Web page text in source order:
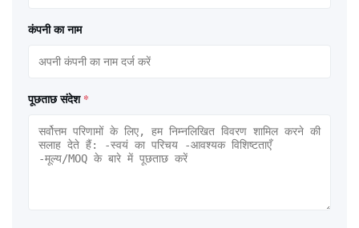
कंपनी का नाम
पूछताछ संदेश *